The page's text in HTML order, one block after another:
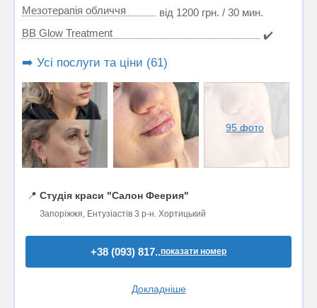
Мезотерапія обличчя
від 1200 грн. / 30 мин.
BB Glow Treatment
✔️
➡️ Усі послуги та ціни (61)
95 фото
📍 Студія краси "Салон Феерия"
Запоріжжя, Ентузіастів 3 р-н. Хортицький
+38 (093) 817..показати номер
Докладніше